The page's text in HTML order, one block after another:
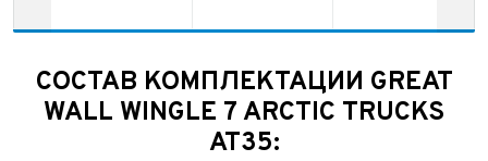
СОСТАВ КОМПЛЕКТАЦИИ GREAT
WALL WINGLE 7 ARCTIC TRUCKS
AT35:
Ваш город
Для Вашего удобства мы перезвоним Вам в рабочее
время, если будем знать Ваш часовой пояс.
Ваш город*
Марка и Модель*
Марка и Модель
Год выпуска
Ваше сообщение отправлено!